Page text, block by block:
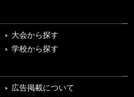
大会から探す
学校から探す
広告掲載について